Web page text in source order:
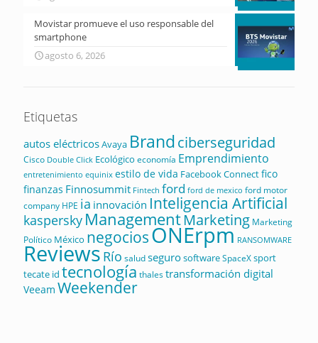
Movistar promueve el uso responsable del
smartphone
agosto 6, 2026
Etiquetas
autos eléctricosAvaya Brandciberseguridad
Cisco Double Click Ecológico economía Emprendimiento
entretenimiento equinix estilo de vida Facebook Connectfico
finanzas Finnosummit Fintech ford ford de mexico ford motor
company HPE ia innovación Inteligencia Artificial
kaspersky ManagementMarketing Marketing
Político México negociosONErpm RANSOMWARE
Reviews Río saludsegurosoftwareSpaceXsport
tecate id tecnología thalestransformación digital
Veeam Weekender